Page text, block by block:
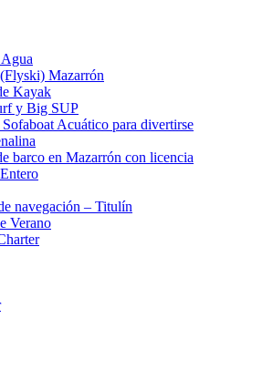
Mazarrón
Kayak
y Big SUP
Acuático para divertirse
barco en Mazarrón con licencia
navegación – Titulín
Verano